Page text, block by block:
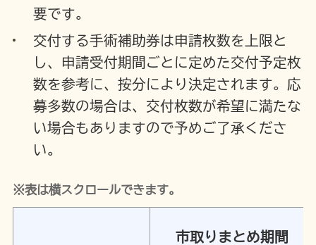
要です。
交付する手術補助券は申請枚数を上限と
し、申請受付期間ごとに定めた交付予定枚
数を参考に、按分により決定されます。応
募多数の場合は、交付枚数が希望に満たな
い場合もありますので予めご了承くださ
い。
※表は横スクロールできます。
市取りまとめ期間